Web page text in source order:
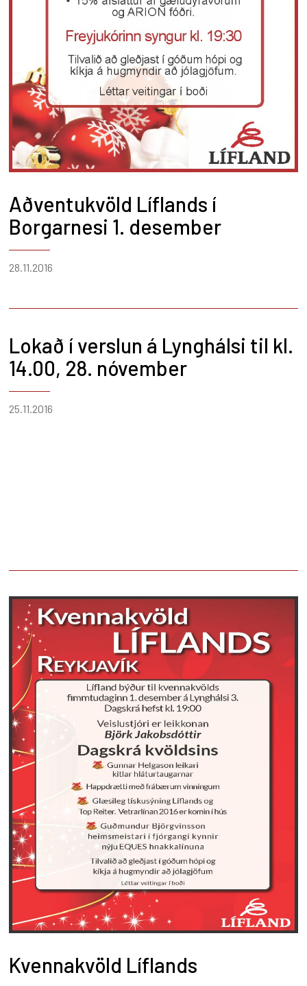
Aðventukvöld Líflands í
Borgarnesi 1. desember
28.11.2016
Lokað í verslun á Lynghálsi til kl.
14.00, 28. nóvember
25.11.2016
Kvennakvöld Líflands